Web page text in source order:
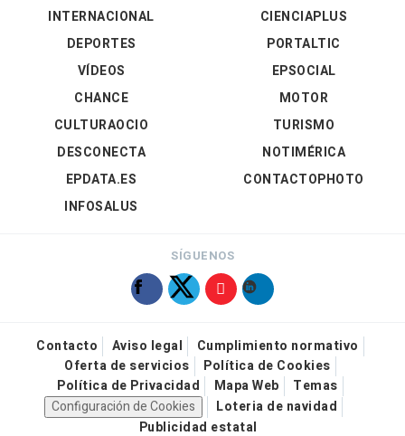
INTERNACIONAL
DEPORTES
VÍDEOS
CIENCIAPLUS
PORTALTIC
EPSOCIAL
CHANCE
CULTURAOCIO
DESCONECTA
EPDATA.ES
INFOSALUS
MOTOR
TURISMO
NOTIMÉRICA
CONTACTOPHOTO
SÍGUENOS
Contacto Aviso legal
Cumplimiento normativo
Oferta de servicios
Política de Cookies
Política de Privacidad
Mapa Web
Temas
Configuración de Cookies
Loteria de navidad
Publicidad estatal